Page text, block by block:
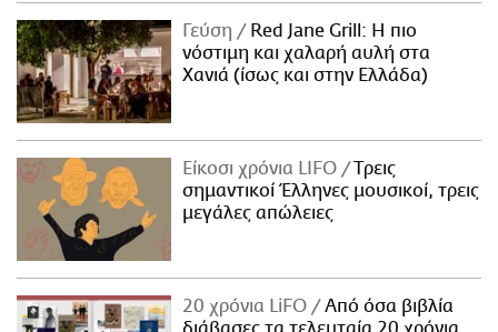
Γεύση
Red Jane Grill: Η πιο
νόστιμη και χαλαρή αυλή στα
Χανιά (ίσως και στην Ελλάδα)
Είκοσι χρόνια LIFO
Tρεις
σημαντικοί Έλληνες μουσικοί, τρεις
μεγάλες απώλειες
20 χρόνια LiFO
Από όσα βιβλία